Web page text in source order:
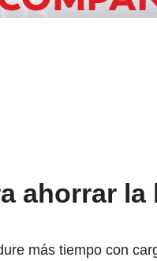
ahorrar la
más tiempo con